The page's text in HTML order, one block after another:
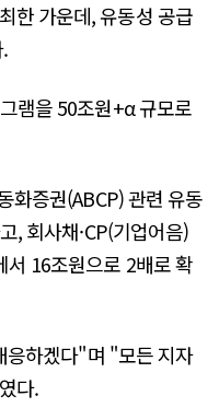
한 가운데, 유동성 공급
램을 50조원+α 규모로
화증권(ABCP) 관련 유동
, 회사채·CP(기업어음)
서 16조원으로 2배로 확
응하겠다"며 "모든 지자
다.